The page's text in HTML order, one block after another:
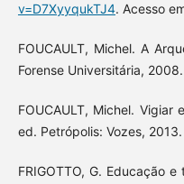
v=D7XyyqukTJ4. Acesso
FOUCAULT, Michel. A
Forense Universitária, 2008.
FOUCAULT, Michel.
ed. Petrópolis: Vozes, 2013.
FRIGOTTO, G. Educação